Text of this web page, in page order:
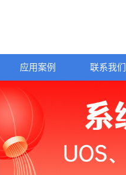
应用案例 联系我们